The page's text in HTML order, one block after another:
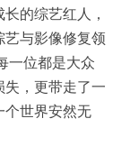
的综艺红人，
与影像修复领
一位都是大众
，更带走了一
个世界安然无